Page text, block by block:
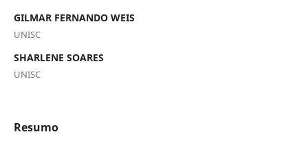
GILMAR FERNANDO WEIS
UNISC
SHARLENE SOARES
UNISC
Resumo